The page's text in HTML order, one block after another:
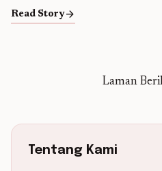
universitas. Namun hari ini,
institusi kita mampu “hadir”
Read Storyarrow_forward
Laman
Tentang Kami